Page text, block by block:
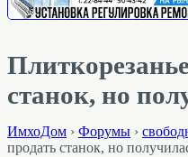
станок, но
ИмхоДом › Форумы ›
продать станок, но